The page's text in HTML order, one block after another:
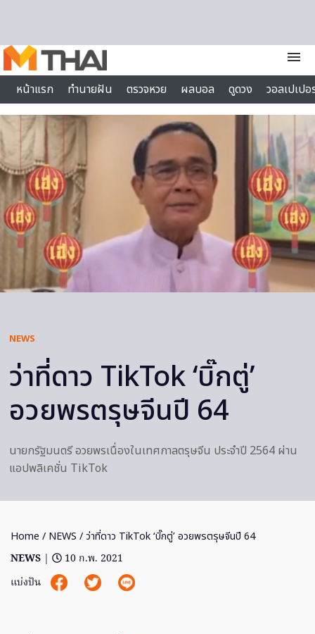
menu
หน้าแรก
ทำนายฝัน ตรวจหวย ผลบอล ดูดวง
วอลเปเป
ไลฟ์สไตล์
NEWS
ว่าที่ดาว TikTok ‘บิ๊กตู่’
อวยพรตรุษจีนปี 64
นายกรัฐมนตรี อวยพรเนื่องในเทศกาลตรุษจีน ประจำปี 2564 ผ่าน
แอปพลิเคชั่น TikTok
Home / NEWS / ว่าที่ดาว TikTok ‘บิ๊กตู่’ อวยพรตรุษจีนปี 64
NEWS |
10 ก.พ. 2021
แบ่งปัน